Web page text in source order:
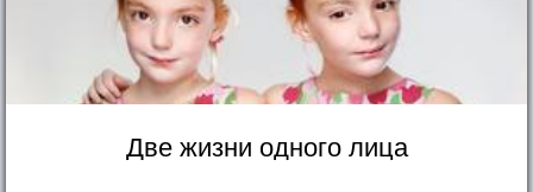
Две жизни одного лица